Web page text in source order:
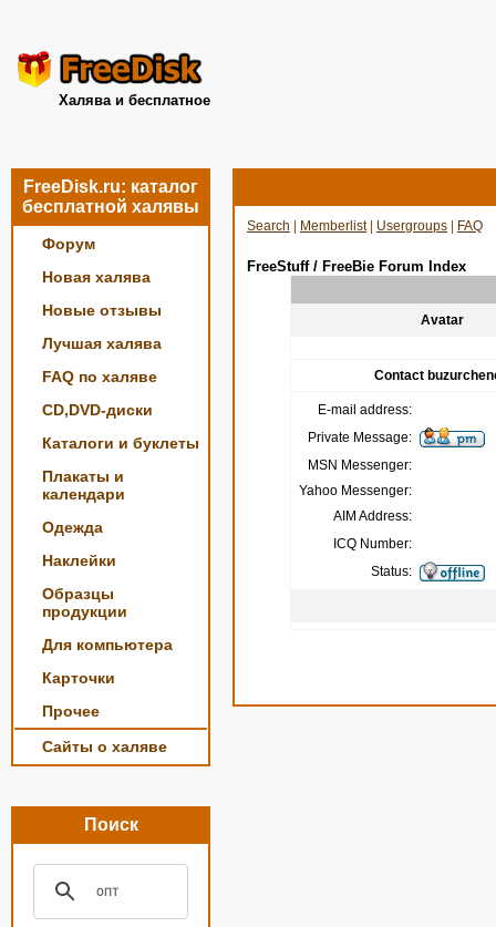
Халява и бесплатное
FreeDisk.ru: каталог
бесплатной халявы
Форум
Новая халява
Новые отзывы
Лучшая халява
FAQ по халяве
CD,DVD-диски
Каталоги и буклеты
Плакаты и
календари
Одежда
Наклейки
Образцы
продукции
Для компьютера
Карточки
Прочее
Сайты о халяве
Поиск
Search Memberlist| Usergroups FAQ
FreeStuff / FreeBie Forum Index
Avatar
Contact
E-mail address:
Private Message:
MSN Messenger:
Yahoo Messenger:
AIM Address:
ICQ Number:
Status: